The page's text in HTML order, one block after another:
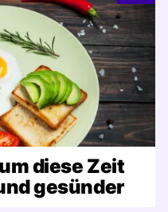
diese Zeit
gesünder